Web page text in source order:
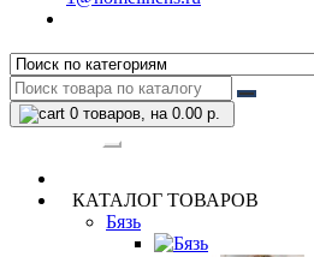
0 товаров, на 0.00 р.
КАТАЛОГ ТОВАРОВ
Бязь